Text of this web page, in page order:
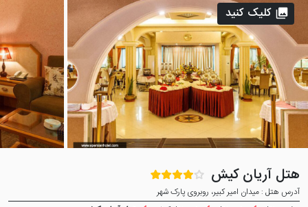
هتل آریان کیش
آدرس هتل : میدان امیر کبیر، روبروی پارک شهر
کلیک کنید